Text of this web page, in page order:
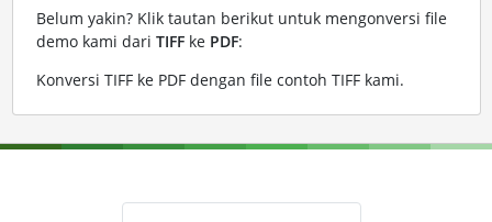
Belum yakin? Klik tautan berikut untuk mengonversi file
demo kami dari TIFFke PDF:
Konversi TIFF ke PDF dengan file contoh TIFF kami.